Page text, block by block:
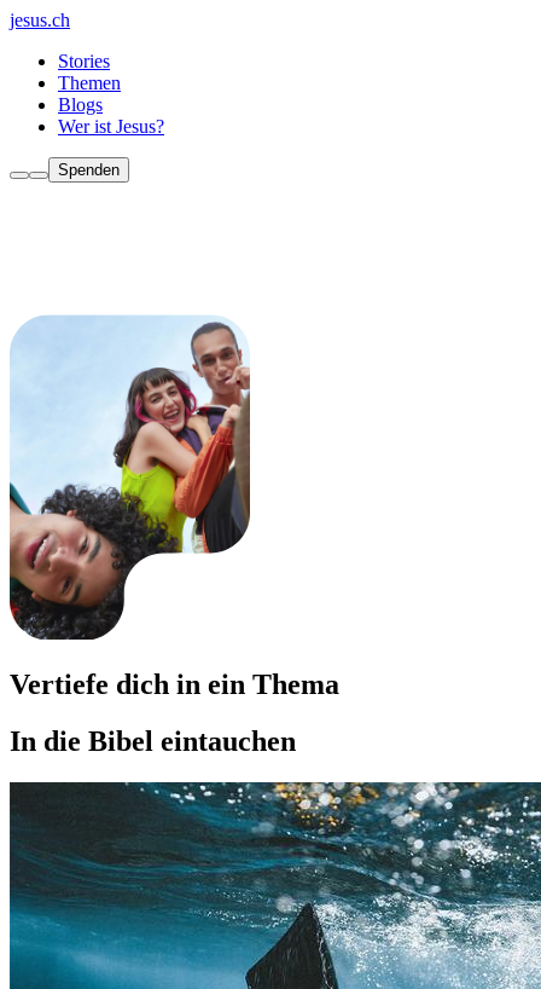
jesus.ch
Stories
Themen
Blogs
Wer ist Jesus?
Spenden
Vertiefe dich in ein Thema
In die Bibel eintauchen